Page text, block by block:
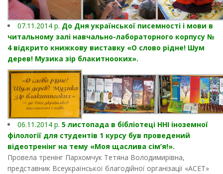
07.11.2014 р. До Дня української писемності і мови в
читальному залі навчально-лабораторного корпусу №
4 відкрито книжкову виставку «О слово рідне! Шум
дерев! Музика зір блакитнооких».
06.11.2014 р. 5 листопада в бібліотеці ННІ іноземної
філології для студентів 1 курсу був проведений
відеотренінг на тему «Моя щаслива сім’я!».
Провела тренінг Пархомчук Тетяна Володимирівна,
представник Всеукраїнської благодійної організації «АСЕТ»